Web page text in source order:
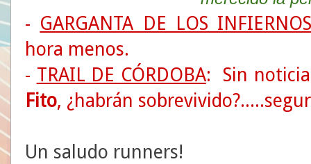
- GARGANTA DE LOS
hora menos.
- TRAIL DE CÓRDOBA: Sin
Fito, ¿habrán
Un saludo runners!